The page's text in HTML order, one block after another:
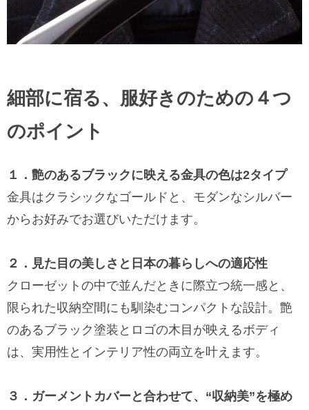
細部に宿る、服好きのための４つ
のポイント
１．艶のあるブラックに映える金具の色は2タイプ
金具はクラシックなゴールドと、モダンなシルバー
からお好みでお選びいただけます。
２．見た目の美しさと日本の暮らしへの適応性
クローゼットの中で並んだときに際立つ統一感と、
限られた収納空間にも馴染むコンパクトな設計。艶
のあるブラック塗装とロゴの木目が映えるボディ
は、実用性とインテリア性の両立を叶えます。
３．ガーメントカバーと合わせて、“収納美”を極め